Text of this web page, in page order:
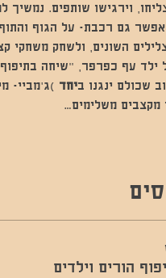
וירגישו שותפים.
גם רכבת- על הגוף
השונים, ולשחק
ילד עף כפרפר, "שיחה
שכולם ינגנו ביחד )ג'מביי-
מקצבים משלימים…
הורים וילדים